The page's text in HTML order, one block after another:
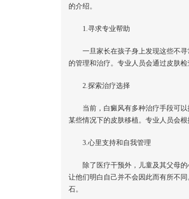
的介绍。
1.寻求专业帮助
一旦家长在孩子身上发现这些不寻
的管理和治疗。专业人员会通过皮肤
2.探索治疗选择
当前，白癜风有多种治疗手段可以
某些情况下的皮肤移植。专业人员会
3.心里支持和自我管理
除了医疗干预外，儿童及其父母的
让他们明白自己并不会因此而有所不
石。